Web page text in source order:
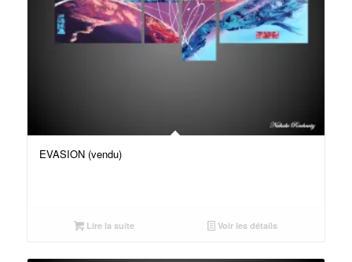
EVASION (vendu)
Lire la suite Voir les détails